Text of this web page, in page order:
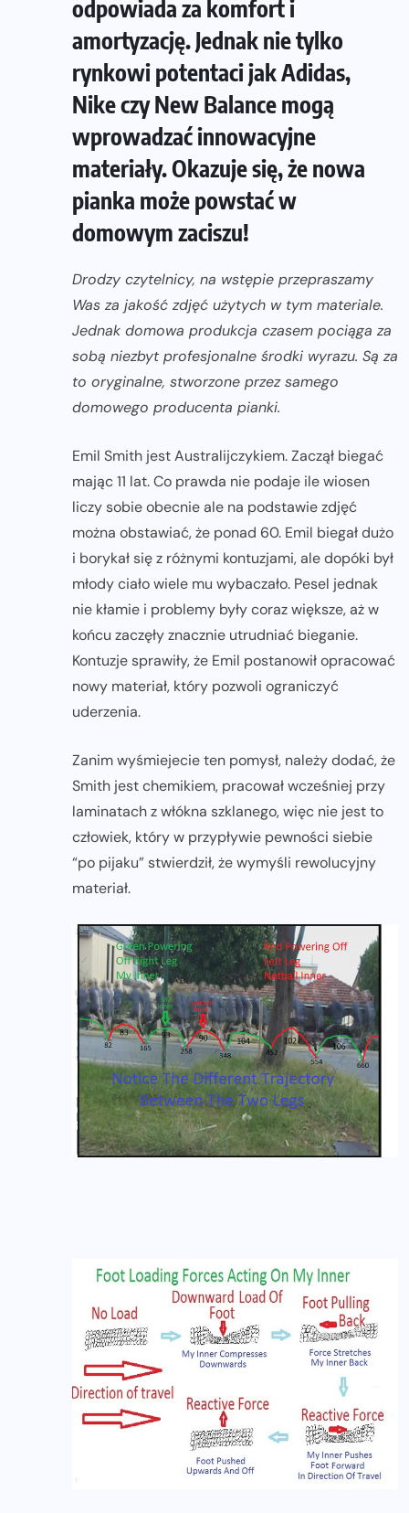
odpowiada za komfort i
amortyzację. Jednak nie tylko
rynkowi potentaci jak Adidas,
Nike czy New Balance mogą
wprowadzać innowacyjne
materiały. Okazuje się, że nowa
pianka może powstać w
domowym zaciszu!
Drodzy czytelnicy, na wstępie przepraszamy
Was za jakość zdjęć użytych w tym materiale.
Jednak domowa produkcja czasem pociąga za
sobą niezbyt profesjonalne środki wyrazu. Są za
to oryginalne, stworzone przez samego
domowego producenta pianki.
Emil Smith jest Australijczykiem. Zaczął biegać
mając 11 lat. Co prawda nie podaje ile wiosen
liczy sobie obecnie ale na podstawie zdjęć
można obstawiać, że ponad 60. Emil biegał dużo
i borykał się z różnymi kontuzjami, ale dopóki był
młody ciało wiele mu wybaczało. Pesel jednak
nie kłamie i problemy były coraz większe, aż w
końcu zaczęły znacznie utrudniać bieganie.
Kontuzje sprawiły, że Emil postanowił opracować
nowy materiał, który pozwoli ograniczyć
uderzenia.
Zanim wyśmiejecie ten pomysł, należy dodać, że
Smith jest chemikiem, pracował wcześniej przy
laminatach z włókna szklanego, więc nie jest to
człowiek, który w przypływie pewności siebie
“po pijaku” stwierdził, że wymyśli rewolucyjny
materiał.